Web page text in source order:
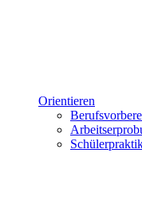
Orientieren